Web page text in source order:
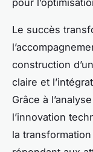
pour
Le succès
construction
claire et
Grâce à
l’innovation
la